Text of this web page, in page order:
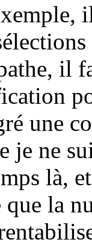
il
une
je ne
là,
la